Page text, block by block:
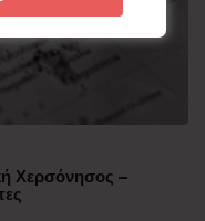
Χερσόνησος –